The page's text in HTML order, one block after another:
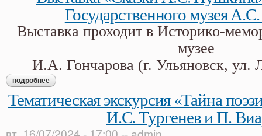
Государственного музея
Выставка проходит в Историко-
музее
И.А. Гончарова (г. Ульяновск, ул.
подробнее о выставка «сказки а.с. пушкина». из собрания
Тематическая экскурсия «Тайна
И.С. Тургенев и П.